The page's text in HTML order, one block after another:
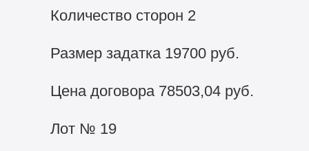
Количество сторон 2
Размер задатка 19700 руб.
Цена договора 78503,04 руб.
Лот № 19